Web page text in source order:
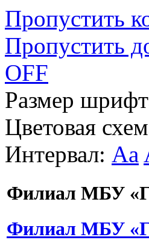
Пропустить
Пропустить
OFF
Размер
Цветовая
Интервал: Aa
Филиал МБУ
Филиал МБУ